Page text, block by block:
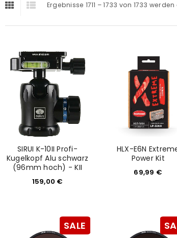
Ergebnisse 1711 – 1733 von 1733
SIRUI K-10II Profi-
Kugelkopf Alu schwarz
(96mm hoch) - KII
159,00 €
HLX-E6N
Power Kit
69,99 €
SALE